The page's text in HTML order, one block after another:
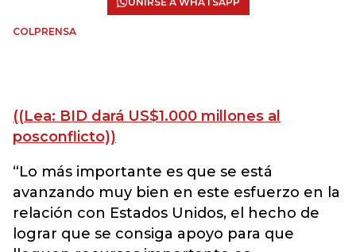
COLPRENSA
((Lea: BID dará US$1.000 millones al
posconflicto))
“Lo más importante es que se está
avanzando muy bien en este esfuerzo en la
relación con Estados Unidos, el hecho de
lograr que se consiga apoyo para que